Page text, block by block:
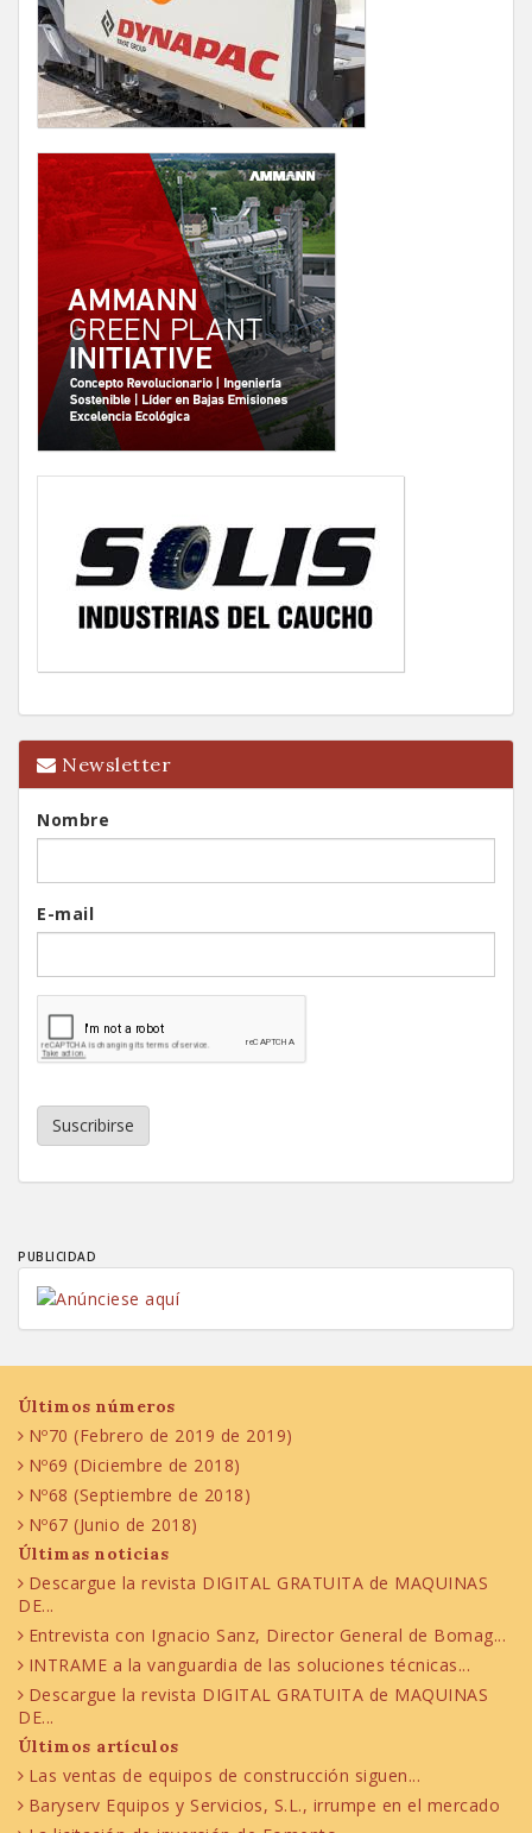
Newsletter
Nombre
E-mail
Suscribirse
PUBLICIDAD
Últimos números
Nº70 (Febrero de 2019 de 2019)
Nº69 (Diciembre de 2018)
Nº68 (Septiembre de 2018)
Nº67 (Junio de 2018)
Últimas noticias
Descargue la revista DIGITAL GRATUITA de MAQUINAS
DE...
Entrevista con Ignacio Sanz, Director General de Bomag...
INTRAME a la vanguardia de las soluciones técnicas...
Descargue la revista DIGITAL GRATUITA de MAQUINAS
DE...
Últimos artículos
Las ventas de equipos de construcción siguen...
Baryserv Equipos y Servicios, S.L., irrumpe en el mercado